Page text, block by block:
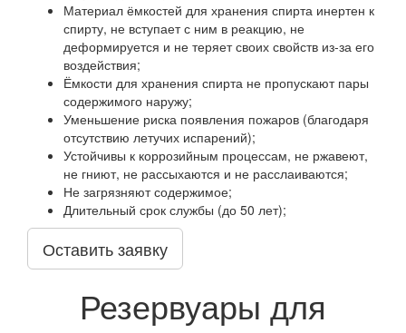
Материал ёмкостей для хранения спирта инертен к
спирту, не вступает с ним в реакцию, не
деформируется и не теряет своих свойств из-за его
воздействия;
Ёмкости для хранения спирта не пропускают пары
содержимого наружу;
Уменьшение риска появления пожаров (благодаря
отсутствию летучих испарений);
Устойчивы к коррозийным процессам, не ржавеют,
не гниют, не рассыхаются и не расслаиваются;
Не загрязняют содержимое;
Длительный срок службы (до 50 лет);
Оставить заявку
Резервуары для